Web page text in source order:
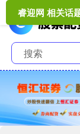
睿迎网 相关话